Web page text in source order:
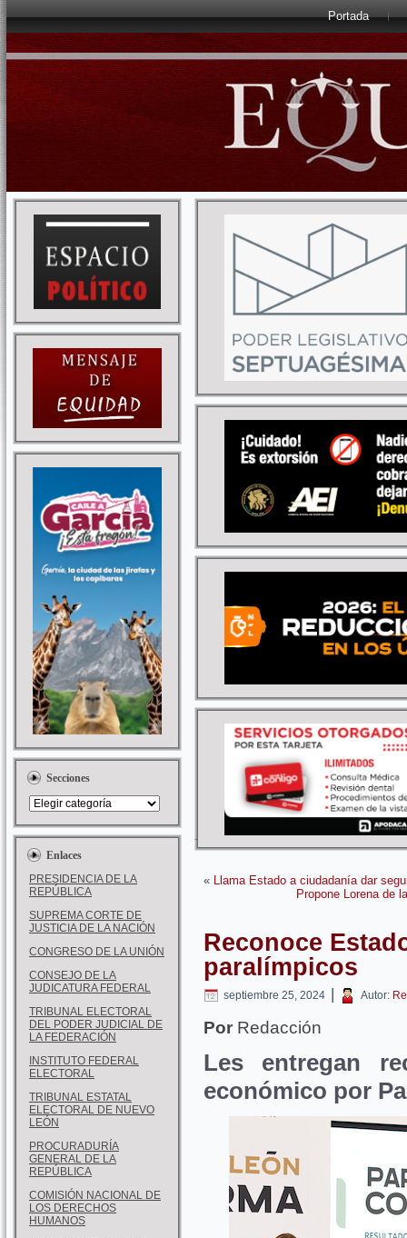
Portada
Secciones
Enlaces
PRESIDENCIA DE LA
REPÚBLICA
SUPREMA CORTE DE
JUSTICIA DE LA NACIÓN
CONGRESO DE LA UNIÓN
CONSEJO DE LA
JUDICATURA FEDERAL
TRIBUNAL ELECTORAL
DEL PODER JUDICIAL DE
LA FEDERACIÓN
INSTITUTO FEDERAL
ELECTORAL
TRIBUNAL ESTATAL
ELECTORAL DE NUEVO
LEÓN
PROCURADURÍA
GENERAL DE LA
REPÚBLICA
COMISIÓN NACIONAL DE
LOS DERECHOS
HUMANOS
« Llama Estado a ciudadanía dar
Propone Lorena de
Reconoce
paralímpicos
septiembre 25, 2024 | Autor:
Por Redacción
Les entregan
económico por